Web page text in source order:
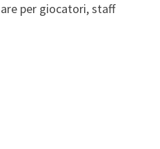
per giocatori, staff